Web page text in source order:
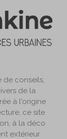
de conseils,
de la
à l'origine
ce site
à la déco
extérieur